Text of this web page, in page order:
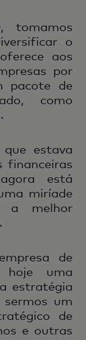
tomamos
o
aos
por
pacote de
como
estava
financeiras
está
miríade
a melhor
de
hoje uma
estratégia
um
de
e outras